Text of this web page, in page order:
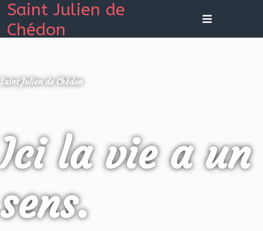
Saint Julien de
Chédon
Saint Julien de Chédon
Ici la vie a un
sens.